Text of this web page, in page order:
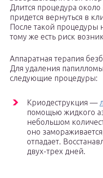
Длится процедура
придется вернуться в
После такой процедуры
тому же есть риск
Аппаратная терапия
Для удаления
следующие процедуры:
Криодеструкция —
помощью жидкого
небольшом
оно
отпадает.
двух-трех дней.